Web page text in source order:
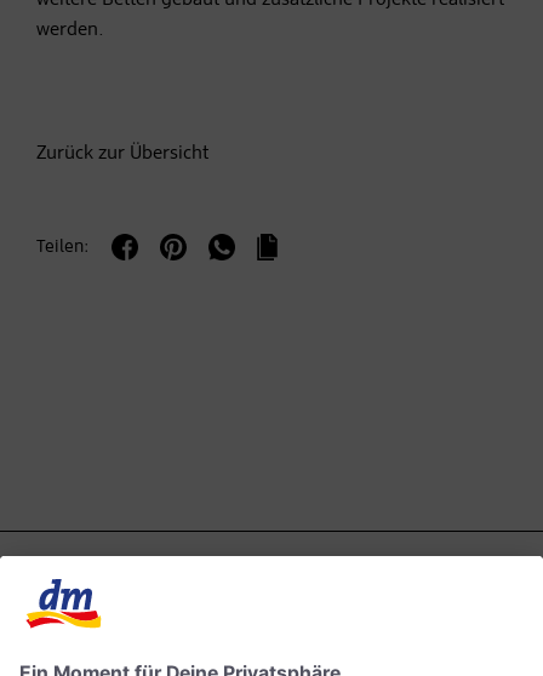
werden.
Zurück zur Übersicht
Teilen: